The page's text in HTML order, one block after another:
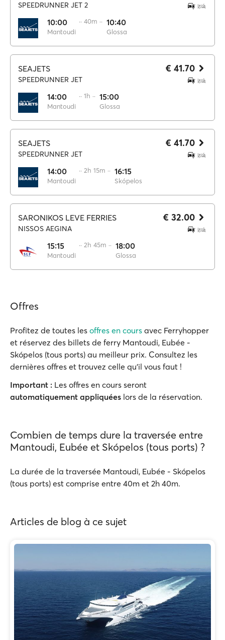
SPEEDRUNNER JET 2
10:00
Mantoudi
·· 40m ·· 10:40
Glossa
SEAJETS
SPEEDRUNNER JET
14:00
Mantoudi
·· 1h ·· 15:00
Glossa
€ 41.70
SEAJETS
SPEEDRUNNER JET
14:00
Mantoudi
·· 2h 15m ·· 16:15
Skópelos
€ 41.70
SARONIKOS LEVE FERRIES
NISSOS AEGINA
15:15
Mantoudi
·· 2h 45m ·· 18:00
Glossa
€ 32.00
Offres
Profitez de toutes les offres en cours avec Ferryhopper
et réservez des billets de ferry Mantoudi, Eubée -
Skópelos (tous ports) au meilleur prix. Consultez les
dernières offres et trouvez celle qu'il vous faut !
Important : Les offres en cours seront
automatiquement appliquées lors de la réservation.
Combien de temps dure la traversée entre
Mantoudi, Eubée et Skópelos (tous ports) ?
La durée de la traversée Mantoudi, Eubée - Skópelos
(tous ports) est comprise entre 40m et 2h 40m.
Articles de blog à ce sujet